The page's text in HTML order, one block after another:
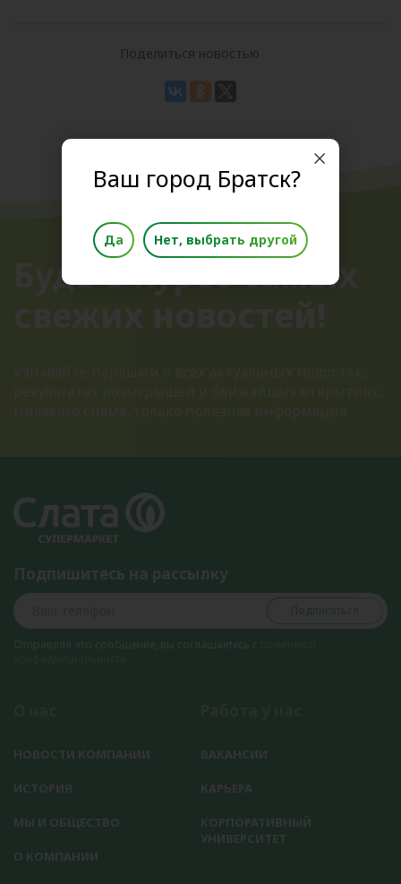
Поделиться новостью
Будь в курсе самых
Подпишитесь на рассылку
Подписаться
Отправляя это сообщение, вы соглашаетесь с
НОВОСТИ КОМПАНИИ
ИСТОРИЯ
МЫ И ОБЩЕСТВО
О КОМПАНИИ
ВАКАНСИИ
КАРЬЕРА
КОРПОРАТИВНЫЙ
УНИВЕРСИТЕТ
Ваш город Братск?
Да Нет, выбрать другой